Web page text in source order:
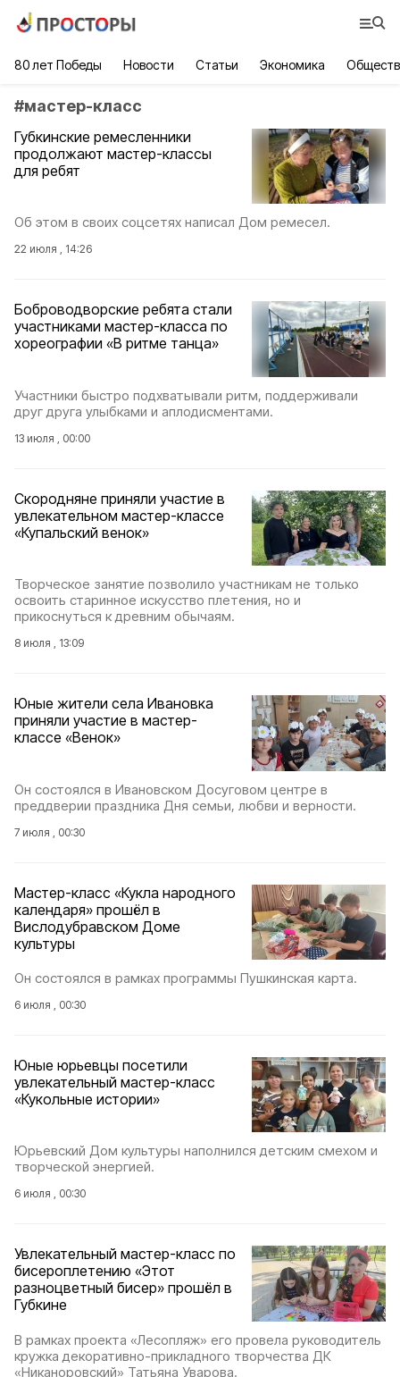
80 лет Победы Новости Статьи Экономика
#мастер-класс
Губкинские ремесленники
продолжают мастер-классы
для ребят
Об этом в своих соцсетях написал Дом ремесел.
22 июля , 14:26
Боброводворские ребята стали
участниками мастер-класса по
хореографии «В ритме танца»
Участники быстро подхватывали ритм, поддерживали
друг друга улыбками и аплодисментами.
13 июля , 00:00
Скородняне приняли участие в
увлекательном мастер-классе
«Купальский венок»
Творческое занятие позволило участникам не только
освоить старинное искусство плетения, но и
прикоснуться к древним обычаям.
8 июля , 13:09
Юные жители села Ивановка
приняли участие в мастер-
классе «Венок»
Он состоялся в Ивановском Досуговом центре в
преддверии праздника Дня семьи, любви и верности.
7 июля , 00:30
Мастер-класс «Кукла народного
календаря» прошёл в
Вислодубравском Доме
культуры
Он состоялся в рамках программы Пушкинская карта.
6 июля , 00:30
Юные юрьевцы посетили
увлекательный мастер-класс
«Кукольные истории»
Юрьевский Дом культуры наполнился детским смехом и
творческой энергией.
6 июля , 00:30
Увлекательный мастер-класс по
бисероплетению «Этот
разноцветный бисер» прошёл в
Губкине
В рамках проекта «Лесопляж» его провела руководитель
кружка декоративно-прикладного творчества ДК
«Никаноровский» Татьяна Уварова.